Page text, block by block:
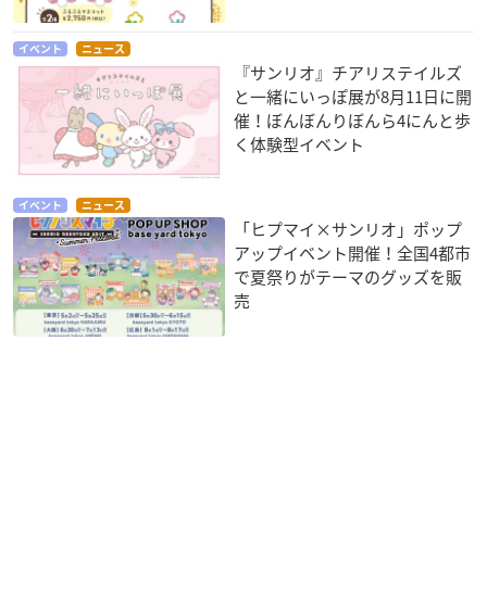
イベント ニュース
『サンリオ』チアリステイルズ
と一緒にいっぽ展が8月11日に開
催！ぼんぼんりぼんら4にんと歩
く体験型イベント
イベント ニュース
「ヒプマイ×サンリオ」ポップ
アップイベント開催！全国4都市
で夏祭りがテーマのグッズを販
売